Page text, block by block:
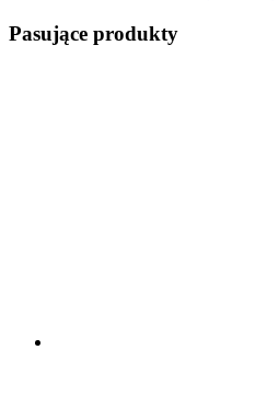
Pasujące produkty